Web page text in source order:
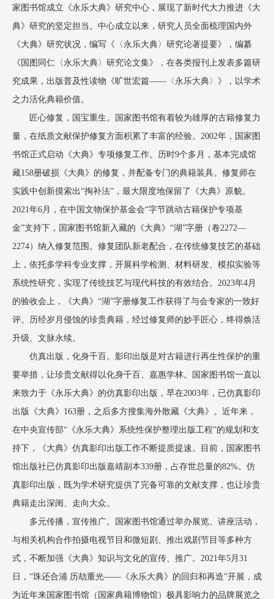
家图书馆成立《永乐大典》研究中心，展现了新时代大力推进《大
典》研究的坚定担当。中心成立以来，研究人员全面梳理国内外
《大典》研究状况，编写《〈永乐大典〉研究论著提要》，编纂
《国图同仁〈永乐大典〉研究论文集》，在各类报刊上发表多篇研
究成果，出版普及性读物《旷世宏篇——〈永乐大典〉》，以学术
之力活化典籍价值。
匠心修复，国宝重生。国家图书馆有着较为雄厚的古籍修复力
量，在纸质文献保护修复方面积累了丰富的经验。2002年，国家图
书馆正式启动《大典》专项修复工作。历时9个多月，基本完成馆
藏158册破损《大典》的修复，并配备专门的典籍装具。修复师在
实践中创新摸索出“掏补法”，最大限度地保留了《大典》原貌。
2021年6月，在中国文物保护基金会“字节跳动古籍保护专项基
金”支持下，国家图书馆新入藏的《大典》“湖”字册（卷2272—
2274）纳入修复范围。修复团队新老配合，在传统修复技艺的基础
上，依托多学科专业支撑，开展科学检测、材料研发、模拟实验等
系统性研究，实现了传统技艺与现代科技的有效结合。2023年4月
的验收会上，《大典》“湖”字册修复工作获得了与会专家的一致好
评。历经岁月侵蚀的珍贵典籍，经过修复师的妙手匠心，终得焕活
升级、文脉永续。
仿真出版，化身千百。影印出版是对古籍进行再生性保护的重
要举措，让珍贵文献得以化身千百、嘉惠学林。国家图书馆一直以
来致力于《永乐大典》的仿真影印出版，早在2003年，已仿真影印
出版《大典》163册，之后多方搜集海外散藏《大典》。近年来，
在中央宣传部“《永乐大典》系统性保护整理出版工程”的规划和支
持下，《大典》仿真影印出版工作不断提质提速。目前，国家图书
馆出版社已仿真影印出版嘉靖副本339册，占存世总量的82%。仿
真影印出版，既为学术研究提供了完备可靠的文献支撑，也让珍贵
典籍走出深闺、走向大众。
多元传播，宣传推广。国家图书馆通过举办展览、讲座活动，
与相关机构合作拍摄电视节目和微短剧、推出戏剧节目等多种方
式，不断加强《大典》知识与文化的宣传、推广。2021年5月31
日，“珠还合浦 历劫重光——《永乐大典》的回归和再造”开展，成
为近年来国家图书馆（国家典籍博物馆）极具影响力的品牌展览之